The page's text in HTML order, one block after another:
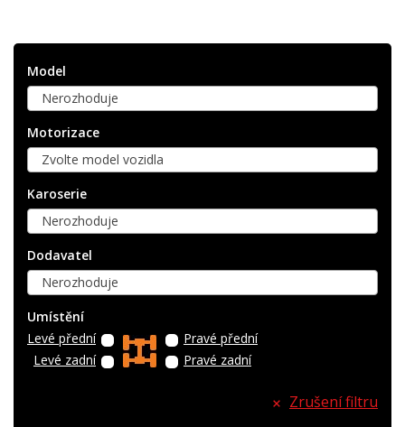
Model
Nerozhoduje
Motorizace
Zvolte model vozidla
Karoserie
Nerozhoduje
Dodavatel
Nerozhoduje
Umístění
Levé přední
Levé zadní
Pravé přední
Pravé zadní
Zrušení filtru